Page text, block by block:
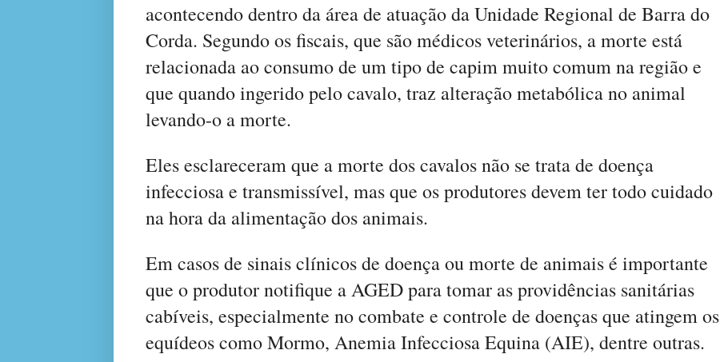
acontecendo dentro da área de atuação da Unidade Regional de Barra do
Corda. Segundo os fiscais, que são médicos veterinários, a morte está
relacionada ao consumo de um tipo de capim muito comum na região e
que quando ingerido pelo cavalo, traz alteração metabólica no animal
levando-o a morte.
Eles esclareceram que a morte dos cavalos não se trata de doença
infecciosa e transmissível, mas que os produtores devem ter todo cuidado
na hora da alimentação dos animais.
Em casos de sinais clínicos de doença ou morte de animais é importante
que o produtor notifique a AGED para tomar as providências sanitárias
cabíveis, especialmente no combate e controle de doenças que atingem os
equídeos como Mormo, Anemia Infecciosa Equina (AIE), dentre outras.